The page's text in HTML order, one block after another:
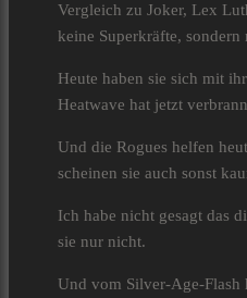
Vergleich zu Joker, Lex
keine Superkräfte, sondern
Heute haben sie sich mit
Heatwave hat jetzt
Und die Rogues helfen
scheinen sie auch sonst
Ich habe nicht gesagt das
sie nur nicht.
Und vom Silver-Age-Flash